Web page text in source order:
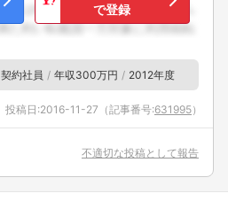
で登録
契約社員 年収300万円 2012年度
投稿日:2016-11-27 （記事番号:631995）
不適切な投稿として報告